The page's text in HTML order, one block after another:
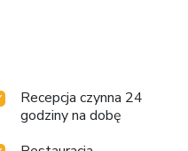
Recepcja czynna 24
godziny na dobę